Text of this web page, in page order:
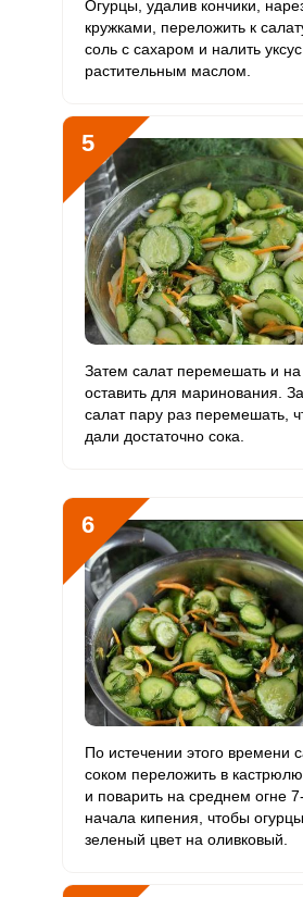
Никель 6.5 мкг 200 мкг
Рубидий 373.5 мкг 200 мкг
Селен
Фтор 234 мкг 4000 мкг
Хром 63.6 мкг 50 мкг
Цинк 3.5 мг 12 мг
Бор 290 мкг 1200 мкг
Молибден 57 мкг 70 мкг
Огурцы, удалив кончики,
кружками, переложить к
соль с сахаром и налить
растительным маслом.
5
Затем салат перемешать и
оставить для маринования.
салат пару раз перемешать,
дали достаточно сока.
6
По истечении этого времени
соком переложить в
и поварить на среднем огне
начала кипения, чтобы
зеленый цвет на оливковый.